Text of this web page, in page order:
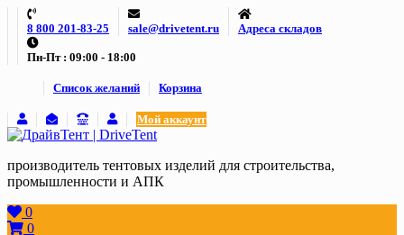
Skip
content
8 800 201-83-25 sale@drivetent.ru Адреса складов
Пн-Пт : 09:00 - 18:00
Список желаний Корзина
Мой аккаунт
производитель тентовых изделий для строительства,
промышленности и АПК
0
0